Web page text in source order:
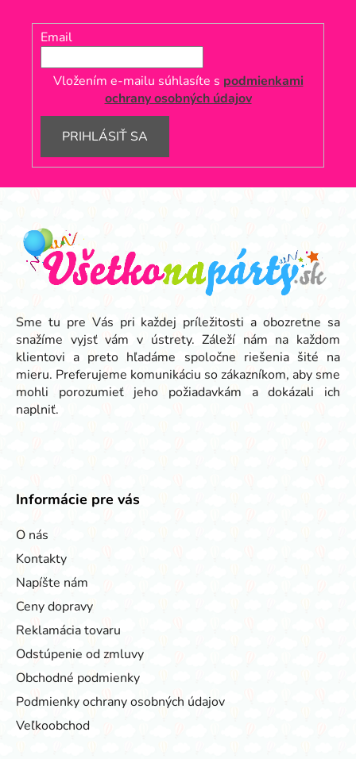
Email
Vložením e-mailu súhlasíte s podmienkami
ochrany osobných údajov
PRIHLÁSIŤ SA
Z
Sme tu pre Vás pri každej príležitosti a obozretne sa
snažíme vyjsť vám v ústrety. Záleží nám na každom
klientovi a preto hľadáme spoločne riešenia šité na
mieru. Preferujeme komunikáciu so zákazníkom, aby sme
mohli porozumieť jeho požiadavkám a dokázali ich
naplniť.
Informácie pre vás
O nás
Kontakty
Napíšte nám
Ceny dopravy
Reklamácia tovaru
Odstúpenie od zmluvy
Obchodné podmienky
Podmienky ochrany osobných údajov
Veľkoobchod